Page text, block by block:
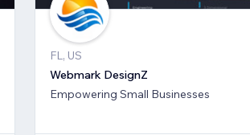
FL, US
Webmark DesignZ
Empowering Small Businesses